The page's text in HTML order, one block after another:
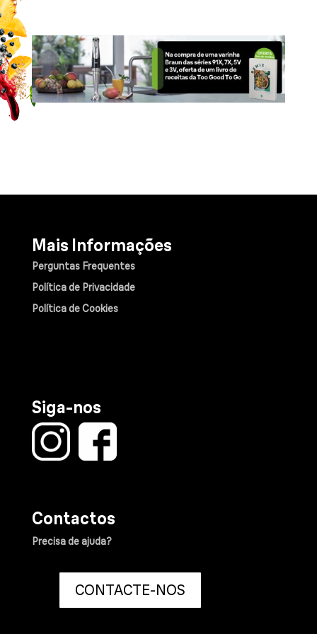
Mais Informações
Perguntas Frequentes
Política de Privacidade
Política de Cookies
Siga-nos
Contactos
Precisa de ajuda?
CONTACTE-NOS